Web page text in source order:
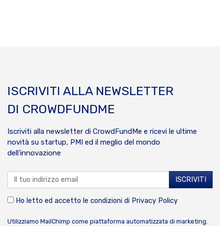
ISCRIVITI ALLA NEWSLETTER
DI CROWDFUNDME
Iscriviti alla newsletter di CrowdFundMe e ricevi le ultime
novità su startup, PMI ed il meglio del mondo
dell’innovazione
Ho letto ed accetto le condizioni di Privacy Policy
Utilizziamo MailChimp come piattaforma automatizzata di marketing.